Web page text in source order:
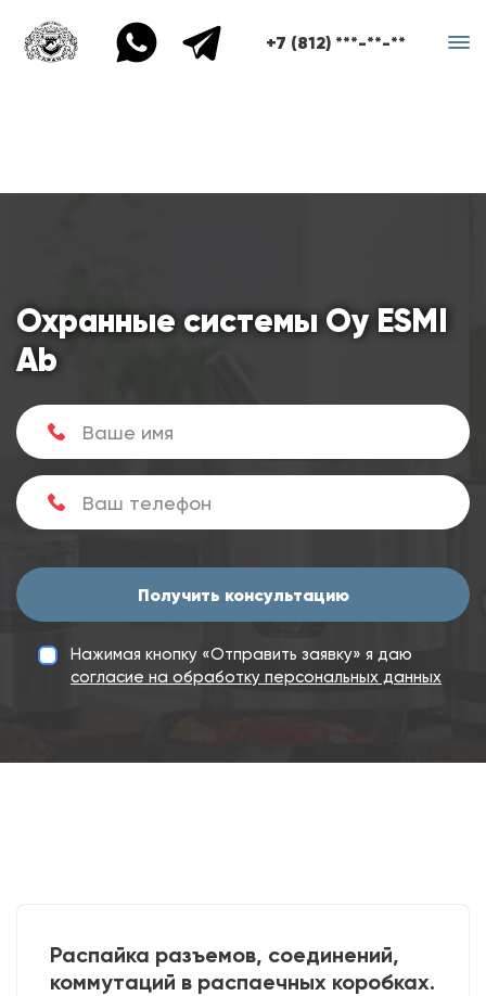
+7 (812) ***-**-**
Охранные системы Oy ESMI
Ab
Получить консультацию
Нажимая кнопку «Отправить заявку» я даю
согласие на обработку персональных данных
Распайка разъемов, соединений,
коммутаций в распаечных коробках.